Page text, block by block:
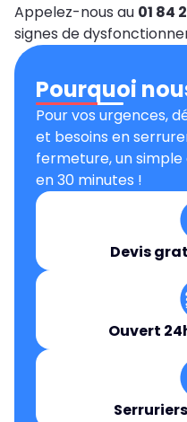
Appelez-nous au 01 84
signes de
Pourquoi
Pour vos urgences,
et besoins en
fermeture, un
en 30 minutes !
Devis
Ouvert